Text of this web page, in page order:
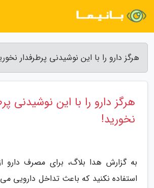
هرگز دارو را با این نوشیدنی پرطرفدار
هرگز دارو را با این نوشیدنی
نخورید!
به گزارش هدا بلاگ، برای مصرف دارو
استفاده نکنید که باعث تداخل دارویی می